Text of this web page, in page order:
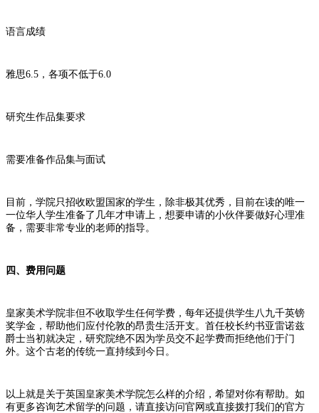
语言成绩
雅思6.5，各项不低于6.0
研究生作品集要求
需要准备作品集与面试
目前，学院只招收欧盟国家的学生，除非极其优秀，目前在读的唯一
一位华人学生准备了几年才申请上，想要申请的小伙伴要做好心理准
备，需要非常专业的老师的指导。
四、费用问题
皇家美术学院非但不收取学生任何学费，每年还提供学生八九千英镑
奖学金，帮助他们应付伦敦的昂贵生活开支。首任校长约书亚雷诺兹
爵士当初就决定，研究院绝不因为学员交不起学费而拒绝他们于门
外。这个古老的传统一直持续到今日。
以上就是关于英国皇家美术学院怎么样的介绍，希望对你有帮助。如
有更多咨询艺术留学的问题，请直接访问官网或直接拨打我们的官方